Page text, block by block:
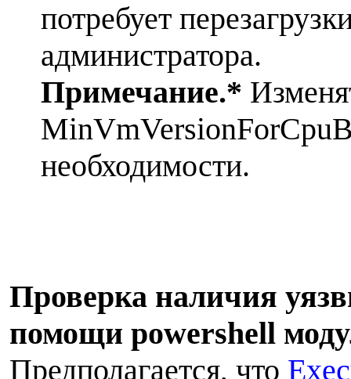
потребует
администратора.
Примечание.*
необходимости.
Проверка наличия
помощи powershell
Предполагается, что